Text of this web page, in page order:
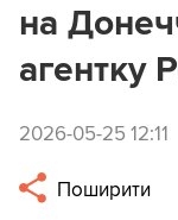
на
агентку
2026-05-25 12:11
Поширити